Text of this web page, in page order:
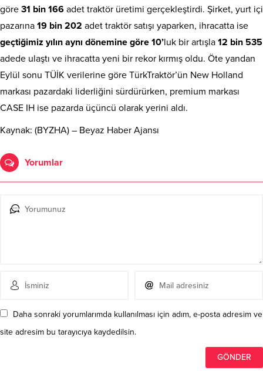
göre 31 bin 166 adet traktör üretimi gerçekleştirdi. Şirket, yurt içi
pazarına 19 bin 202 adet traktör satışı yaparken, ihracatta ise
geçtiğimiz yılın aynı dönemine göre 10’luk bir artışla 12 bin 535
adede ulaştı ve ihracatta yeni bir rekor kırmış oldu. Öte yandan
Eylül sonu TÜİK verilerine göre TürkTraktör’ün New Holland
markası pazardaki liderliğini sürdürürken, premium markası
CASE IH ise pazarda üçüncü olarak yerini aldı.
Kaynak: (BYZHA) – Beyaz Haber Ajansı
Yorumlar
Daha sonraki yorumlarımda kullanılması için adım, e-posta adresim ve
site adresim bu tarayıcıya kaydedilsin.